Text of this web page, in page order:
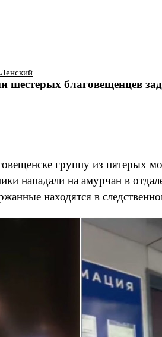
шестерых благовещенцев
группу из пятерых
нападали на амурчан в
находятся в